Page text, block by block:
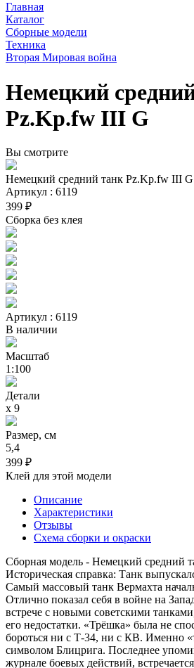
Главная
Каталог
Сборные модели
Техника
Вторая Мировая война
Немецкий
Pz.Kp.fw III G
Вы смотрите
Немецкий средний танк Pz.Kp.fw III G
Артикул : 6119
399 ₽
Сборка без клея
Артикул : 6119
В наличии
Масштаб
1:100
Детали
х 9
Размер, см
5,4
399 ₽
Клей для этой модели
Описание
Характеристики
Отзывы
Схема сборки и окраски
Сборная модель - Немецкий средний
Историческая справка: Танк
Самый массовый танк Вермахта
Отлично показал себя в войне на
встрече с новыми советскими
его недостатки. «Трёшка» была не
бороться ни с Т-34, ни с КВ. Именно
символом Блицрига. Последнее
журнале боевых действий,